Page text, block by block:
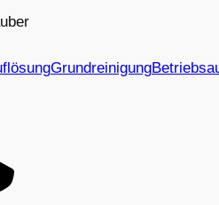
Grundreinigung